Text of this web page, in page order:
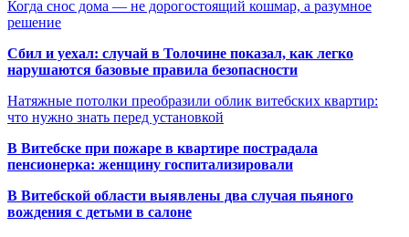
Когда снос дома — не дорогостоящий кошмар, а разумное
решение
Сбил и уехал: случай в Толочине показал, как легко
нарушаются базовые правила безопасности
Натяжные потолки преобразили облик витебских квартир:
что нужно знать перед установкой
В Витебске при пожаре в квартире пострадала
пенсионерка: женщину госпитализировали
В Витебской области выявлены два случая пьяного
вождения с детьми в салоне